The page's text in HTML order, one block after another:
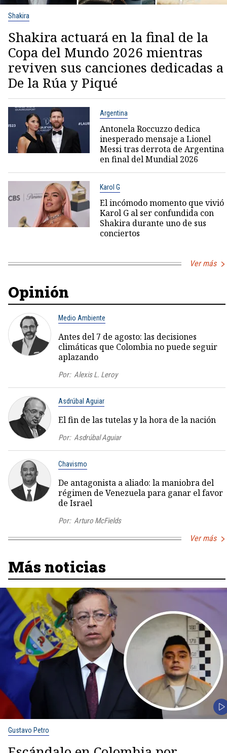
Shakira
Shakira actuará en la final de la
Copa del Mundo 2026 mientras
reviven sus canciones dedicadas a
De la Rúa y Piqué
Argentina
Antonela Roccuzzo dedica
inesperado mensaje a Lionel
Messi tras derrota de Argentina
en final del Mundial 2026
Karol G
El incómodo momento que vivió
Karol G al ser confundida con
Shakira durante uno de sus
conciertos
Ver más
Opinión
Medio Ambiente
Antes del 7 de agosto: las decisiones
climáticas que Colombia no puede seguir
aplazando
Por: Alexis L. Leroy
Asdrúbal Aguiar
El fin de las tutelas y la hora de la nación
Por: Asdrúbal Aguiar
Chavismo
De antagonista a aliado: la maniobra del
régimen de Venezuela para ganar el favor
de Israel
Por: Arturo McFields
Ver más
Más noticias
Gustavo Petro